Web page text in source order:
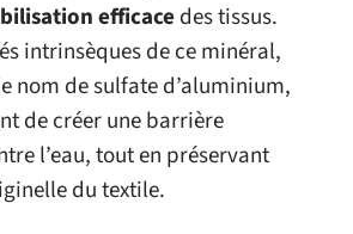
efficace des tissus.
intrinsèques de ce minéral,
nom de sulfate d’aluminium,
de créer une barrière
l’eau, tout en préservant
du textile.